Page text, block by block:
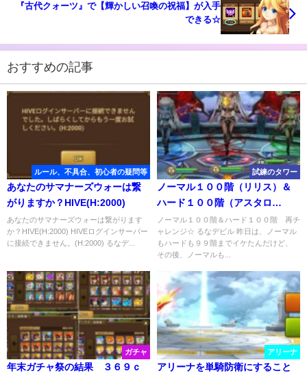
『古代クォーツ』で【輝かしい召喚の祝福】が入手
できる☆
おすすめの記事
ルール、不具合、初心者の疑問等
あなたのサマナーズウォーは繋
がりますか？HIVE(H:2000)
あなたのサマナーズウォーは繋がります
か？HIVE(H:2000) HIVEログインサーバー
に接続できません。(H:2000) るなデ...
試練のタワー
ノーマル１００階（リリス）＆
ハード１００階（アスタロ
ス）
ノーマル１００階＆ハード１００階 再チ
ャレンジ☆ るなデビル 昨日は、ノーマル
もハードも９９階までイケたんだけど、
その後、ノーマルも...
ガチャ
年末ガチャ祭の結果 ３６９ｃ
アリーナ
アリーナを単騎防衛にすること